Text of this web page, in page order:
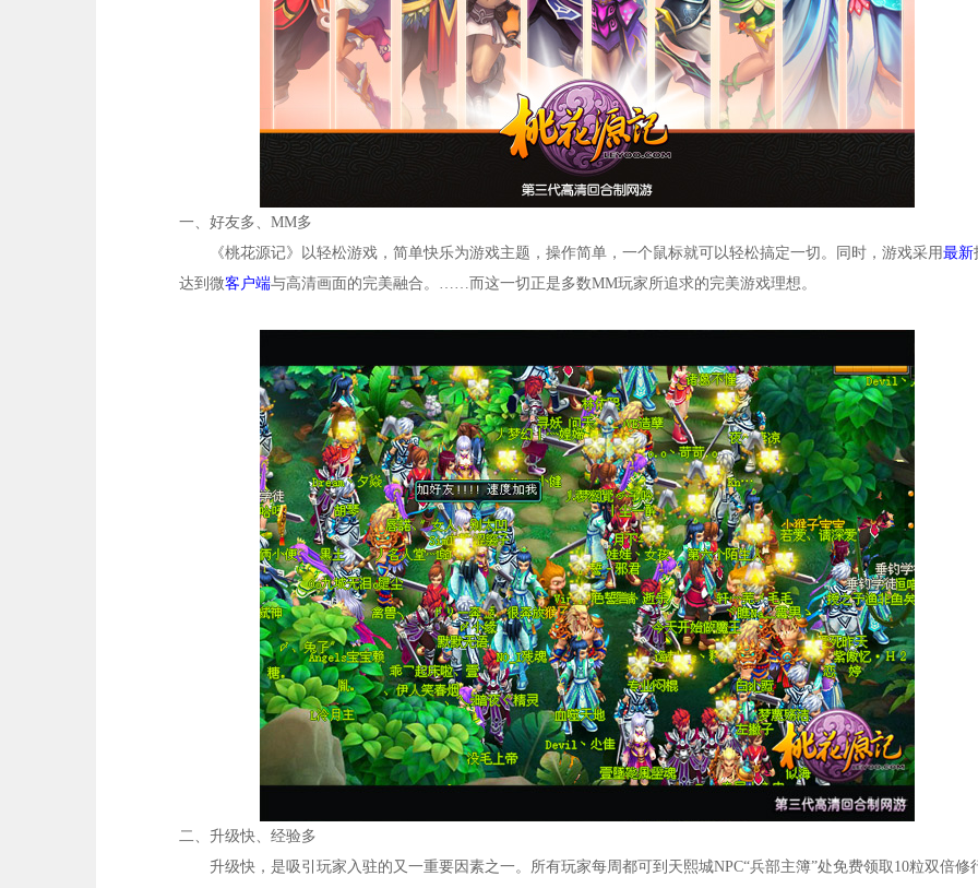
一、 好友多、MM多
《桃花源记》以轻松游戏，简单快乐为游戏主题，操作简单，一个鼠标就可以轻松搞定一切。同时，游戏采用最新
达到微客户端与高清画面的完美融合。……而这一切正是多数MM玩家所追求的完美游戏理想。
二、 升级快、经验多
升级快，是吸引玩家入驻的又一重要因素之一。所有玩家每周都可到天熙城NPC“兵部主簿”处免费领取10粒双倍修